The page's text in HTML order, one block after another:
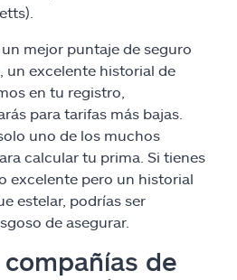
un mejor puntaje de seguro
un excelente historial de
en tu registro,
para tarifas más bajas.
uno de los muchos
calcular tu prima. Si tienes
excelente pero un historial
estelar, podrías ser
de asegurar.
de